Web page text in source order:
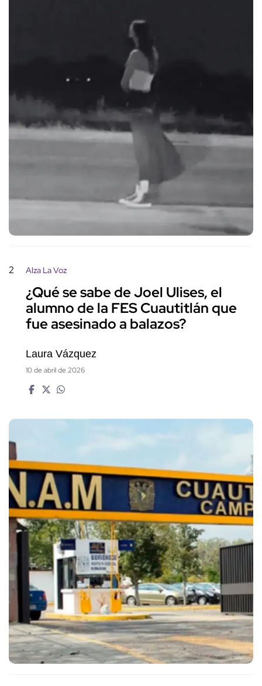
2 Alza La Voz
¿Qué se sabe de Joel Ulises, el
alumno de la FES Cuautitlán que
fue asesinado a balazos?
Laura Vázquez
10 de abril de 2026